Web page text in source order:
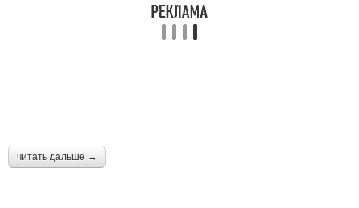
читать дальше →